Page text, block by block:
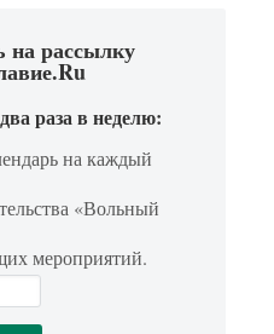
на рассылку
раза в неделю:
на каждый
«Вольный
мероприятий.